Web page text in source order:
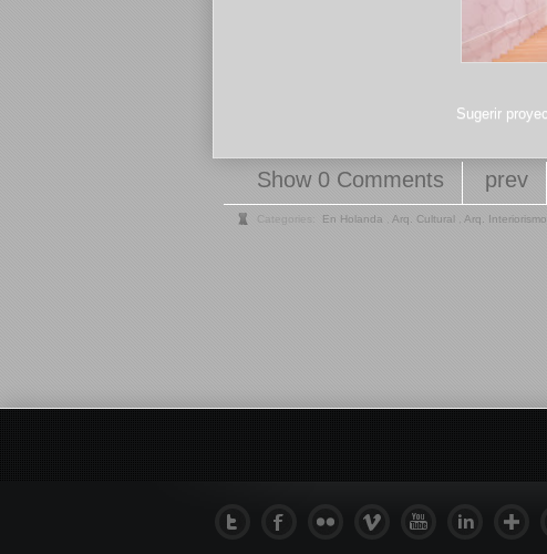
Sugerir
Show 0 Comments prev
Categories: En Holanda Arq. Cultural Arq. Interiorismo